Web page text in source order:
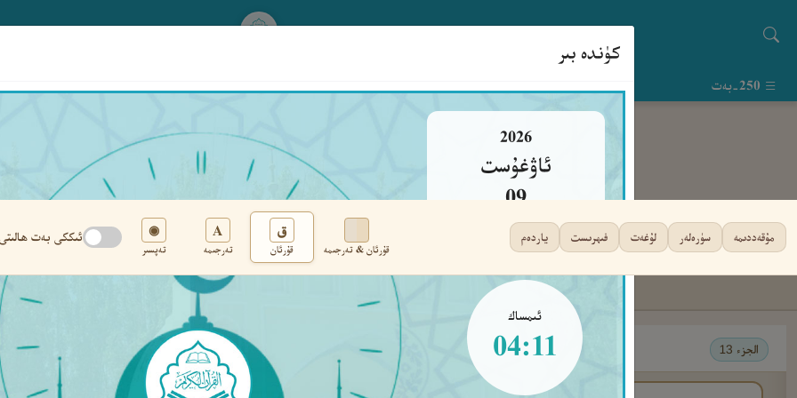
كۈندە بىر
2026
ئاۋغۇست
09
يەكشەنبە
ئىمساك
04:11
مۇقەددىمە سۈرەلەر لۇغەت فىھرىست ياردەم
قۇرئان & تەرجىمە
ق
قۇرئان
A
تەرجىمە
◉
تەپسىر
ئىككى بەت ھالىتى
تەڭشەك
الجزء 13 ‹ ‹ ٢٥٠ › ›